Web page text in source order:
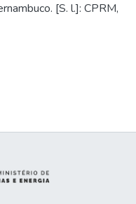
[S. l.]: CPRM,